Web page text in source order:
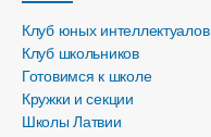
Клуб юных интеллектуалов
Клуб школьников
Готовимся к школе
Кружки и секции
Школы Латвии